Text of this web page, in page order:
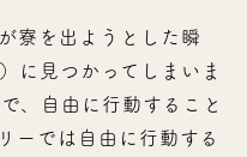
寮を出ようとした瞬
に見つかってしまいま
、自由に行動すること
ーでは自由に行動する